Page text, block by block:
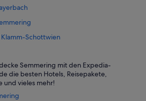
Schottwien
Klamm-Schottwien
Schottwien
Reichenau
Semmering mit den Expedia-
die besten Hotels, Reisepakete,
vieles mehr!